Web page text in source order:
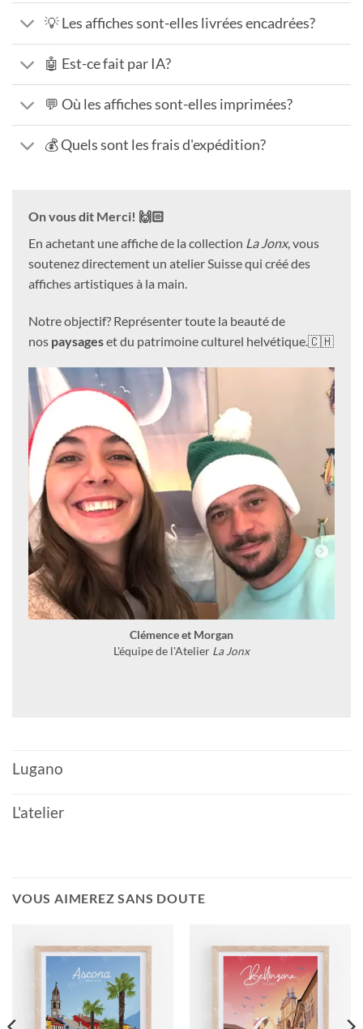
💡 Les affiches sont-elles livrées encadrées?
🤖 Est-ce fait par IA?
💬 Où les affiches sont-elles imprimées?
💰 Quels sont les frais d'expédition?
On vous dit Merci! 🙌🏻
En achetant une affiche de la collection La Jonx, vous
soutenez directement un atelier Suisse qui créé des
affiches artistiques à la main.
Notre objectif? Représenter toute la beauté de
nos paysageset du patrimoine culturel helvétique.🇨🇭
Clémence et Morgan
L'équipe de l'Atelier La Jonx
Lugano
L'atelier
VOUS AIMEREZ SANS DOUTE